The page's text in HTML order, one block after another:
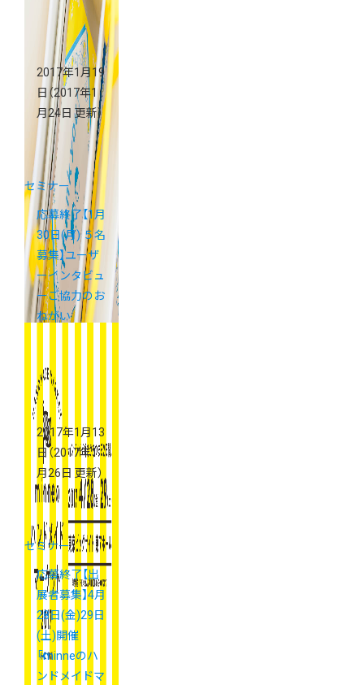
2017年1月19
日 （2017年1
月24日 更新）
セミナー
応募終了【1月
30日(月) ５名
募集】ユーザ
ーインタビュ
ーご協力のお
ねがい
2017年1月13
日 （2017年1
月26日 更新）
セミナー
応募終了【出
展者募集】4月
28日(金)29日
(土)開催
「minneのハ
ンドメイドマ